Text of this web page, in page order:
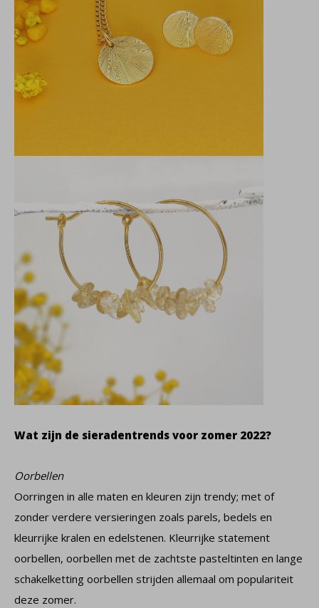
Wat zijn de sieradentrends voor zomer 2022?
Oorbellen
Oorringen in alle maten en kleuren zijn trendy; met of
zonder verdere versieringen zoals parels, bedels en
kleurrijke kralen en edelstenen. Kleurrijke statement
oorbellen, oorbellen met de zachtste pasteltinten en lange
schakelketting oorbellen strijden allemaal om populariteit
deze zomer.